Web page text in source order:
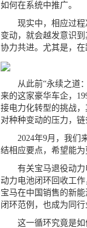
如何在系统中推广。
现实中，相应过程决
变动，就会越发意识
协力共进。尤其是，
从此前“永续之道：
来的这家豪华车企，
接电力化转型的挑战
对种种变动的压力，
2024年9月，我们来
结相应要点，希望能
有关宝马退役动力电
动力电池闭环回收工
宝马在中国销售的新
闭环范例，也成为同行
这一循环究竟是如何